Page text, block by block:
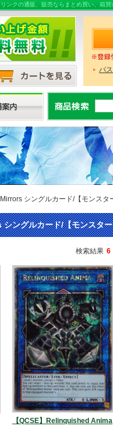
クの通販、販売ならまとめ買い、箱
パ
シングルカード/【モンスタ
ングルカード/【モンスタ
検索結果 6
【QCSE】Relinquished Anima